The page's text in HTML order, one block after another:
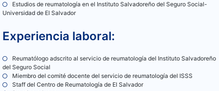
Estudios de reumatología en el Instituto Salvadoreño del Seguro Social-
Universidad de El Salvador
Experiencia laboral:
Reumatólogo adscrito al servicio de reumatología del Instituto Salvadoreño
del Seguro Social
Miembro del comité docente del servicio de reumatología del ISSS
Staff del Centro de Reumatología de El Salvador